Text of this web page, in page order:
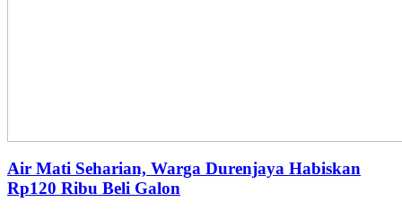
Air Mati Seharian, Warga Durenjaya Habiskan
Rp120 Ribu Beli Galon